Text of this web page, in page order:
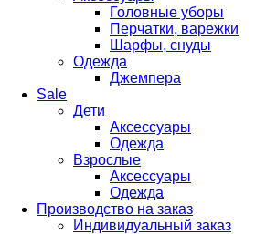
Головные уборы
Перчатки, варежки
Шарфы, снуды
Одежда
Джемпера
Sale
Дети
Аксессуары
Одежда
Взрослые
Аксессуары
Одежда
Производство на заказ
Индивидуальный заказ